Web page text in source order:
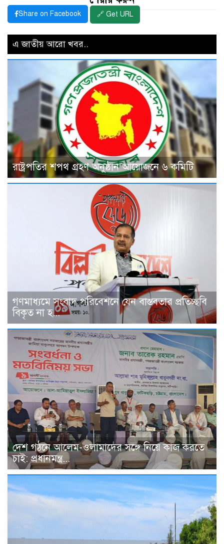
Share on Facebook 🔗 Get URL
এ জাতীয় আরো খবর..
রাষ্ট্রপতির শপথ গ্রহণ অনুষ্ঠান আয়োজনে ৬ কমিটি
গণমাধ্যমে সংবাদ পরিবেশনে যেন বাস্তবতার প্রতিচ্ছবি
বিকৃত না হ...
দেশ গঠনে আলেম-ওলামাদের সঙ্গে নিয়ে কাজ করতে
চাই: প্রধানমন্ত্র...